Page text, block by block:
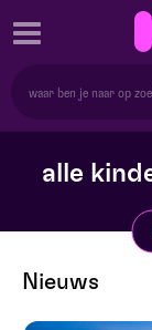
alle
Nieuws